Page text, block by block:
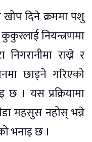
दिने क्रममा पशु
नियन्त्रणमा
राख्ने र
छाड्ने गरिएको
छ । यस प्रक्रियामा
महसुस नहोस् भन्ने
भनाइ छ ।